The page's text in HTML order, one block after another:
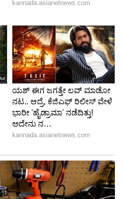
ಧನುಷ್​! ಏನಪ್ಪಾ